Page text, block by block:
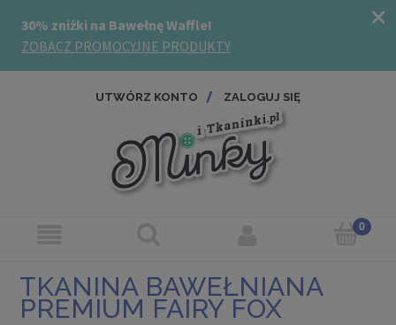
UTWÓRZ KONTO ZALOGUJ SIĘ
TKANINA BAWEŁNIANA
PREMIUM FAIRY FOX